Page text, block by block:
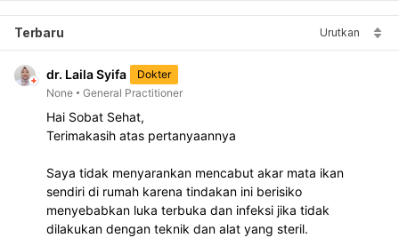
Terbaru Urutkan
dr. Laila Syifa
Dokter
None
General Practitioner
Hai Sobat Sehat,
Terimakasih atas pertanyaannya
Saya tidak menyarankan mencabut akar mata ikan
sendiri di rumah karena tindakan ini berisiko
menyebabkan luka terbuka dan infeksi jika tidak
dilakukan dengan teknik dan alat yang steril.